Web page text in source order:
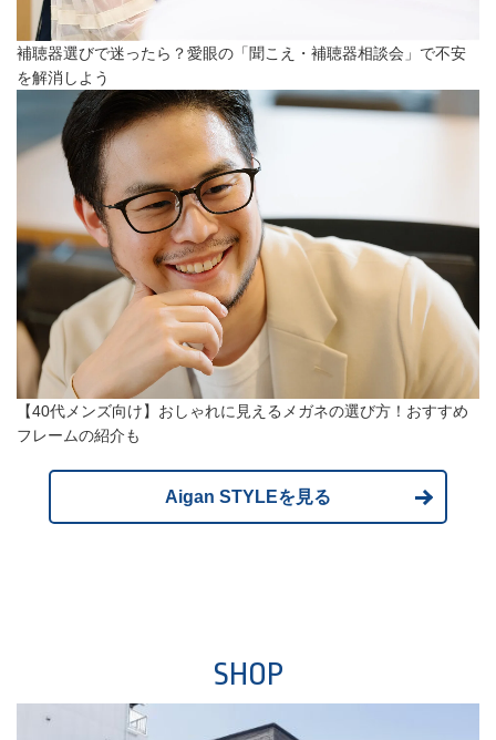
補聴器選びで迷ったら？愛眼の「聞こえ・補聴器相談会」で不安
を解消しよう
【40代メンズ向け】おしゃれに見えるメガネの選び方！おすすめ
フレームの紹介も
Aigan STYLEを見る
SHOP